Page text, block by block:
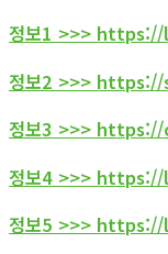
정보1 >>>
정보2 >>>
정보3 >>>
정보4 >>>
정보5 >>>